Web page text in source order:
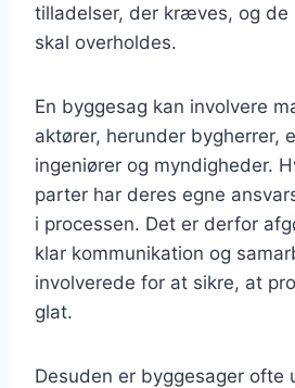
tilladelser, der kræves, og de
skal overholdes.
En byggesag kan involvere
aktører, herunder bygherrer,
ingeniører og myndigheder.
parter har deres egne
i processen. Det er derfor
klar kommunikation og
involverede for at sikre, at
glat.
Desuden er byggesager ofte